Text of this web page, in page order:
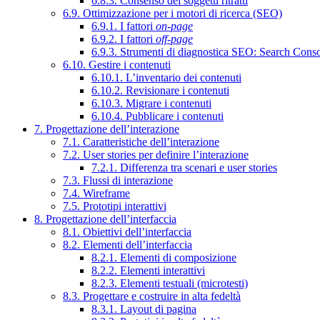
6.9. Ottimizzazione per i motori di ricerca (SEO)
6.9.1. I fattori on-page
6.9.2. I fattori off-page
6.9.3. Strumenti di diagnostica SEO: Search
6.10. Gestire i contenuti
6.10.1. L’inventario dei contenuti
6.10.2. Revisionare i contenuti
6.10.3. Migrare i contenuti
6.10.4. Pubblicare i contenuti
7. Progettazione dell’interazione
7.1. Caratteristiche dell’interazione
7.2. User stories per definire l’interazione
7.2.1. Differenza tra scenari e user stories
7.3. Flussi di interazione
7.4. Wireframe
7.5. Prototipi interattivi
8. Progettazione dell’interfaccia
8.1. Obiettivi dell’interfaccia
8.2. Elementi dell’interfaccia
8.2.1. Elementi di composizione
8.2.2. Elementi interattivi
8.2.3. Elementi testuali (microtesti)
8.3. Progettare e costruire in alta fedeltà
8.3.1. Layout di pagina